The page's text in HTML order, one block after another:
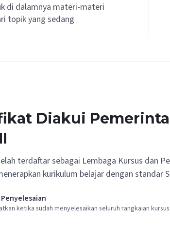
di dalamnya materi-materi
topik yang sedang
Diakui
terdaftar sebagai Lembaga Kursus dan
kurikulum belajar dengan standar
ketika sudah menyelesaikan seluruh rangkaian